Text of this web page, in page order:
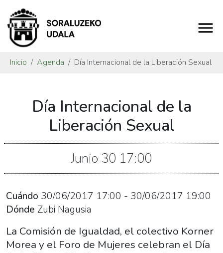
Inicio Agenda Día Internacional de la Liberación Sexual
reivindicativo
Internacional
de
Liberación
2017-
06-
30T19:00:00+02:00
2017-
Día Internacional de la
Liberación Sexual
Junio 30 17:00
Cuándo 30/06/2017 17:00 - 30/06/2017 19:00
Dónde Zubi Nagusia
La Comisión de Igualdad, el colectivo Korner
Morea y el Foro de Mujeres celebran el Día